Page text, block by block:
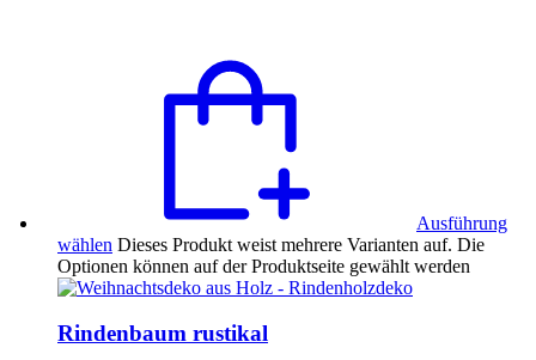
Ausführung
wählen Dieses Produkt weist mehrere Varianten auf. Die
Optionen können auf der Produktseite gewählt werden
Rindenbaum rustikal